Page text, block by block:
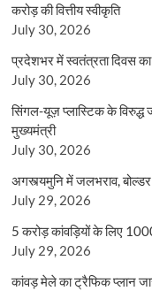
करोड़ की वित्तीय स्वीकृति
July 30, 2026
प्रदेशभर में स्वतंत्रता दिवस
July 30, 2026
सिंगल-यूज़ प्लास्टिक के विरुद्ध
मुख्यमंत्री
July 30, 2026
अगस्त्यमुनि में जलभराव,
July 29, 2026
5 करोड़ कांवड़ियों के लिए
July 29, 2026
कांवड़ मेले का ट्रैफिक प्लान